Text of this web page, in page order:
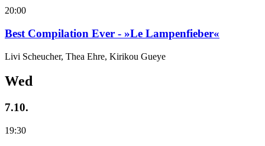
20:00
Best Compilation Ever - »Le Lampenfieber«
Livi Scheucher, Thea Ehre, Kirikou Gueye
Wed
7.10.
19:30